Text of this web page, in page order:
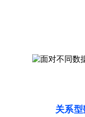
关系型